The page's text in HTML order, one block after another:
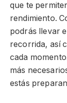
que te
rendimiento.
podrás llevar
recorrida, así
cada
más
estás